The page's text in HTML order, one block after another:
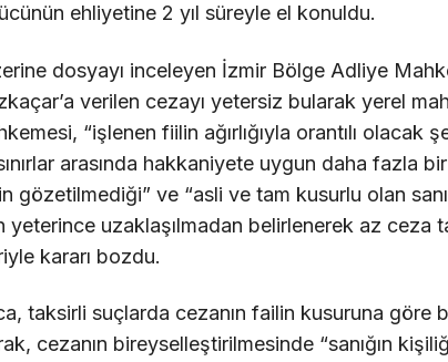
ehliyetine 2 yıl süreyle el konuldu.
dosyayı inceleyen İzmir Bölge Adliye
verilen cezayı yetersiz bularak yerel
“işlenen fiilin ağırlığıyla orantılı olacak
arasında hakkaniyete uygun daha fazla
gözetilmediği” ve “asli ve tam kusurlu olan
yeterince uzaklaşılmadan belirlenerek az ceza
kararı bozdu.
taksirli suçlarda cezanın failin kusuruna göre
cezanın bireyselleştirilmesinde “sanığın